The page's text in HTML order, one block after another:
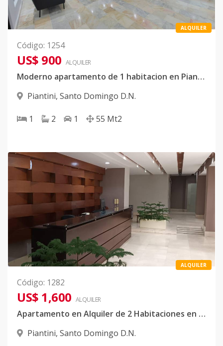
ALQUILER
Código: 1254
US$ 900 ALQUILER
Moderno apartamento de 1 habitacion en Piantini
Piantini, Santo Domingo D.N.
1 2 1 55 Mt2
ALQUILER
Código: 1282
US$ 1,600 ALQUILER
Apartamento en Alquiler de 2 Habitaciones en Piantini
Piantini, Santo Domingo D.N.